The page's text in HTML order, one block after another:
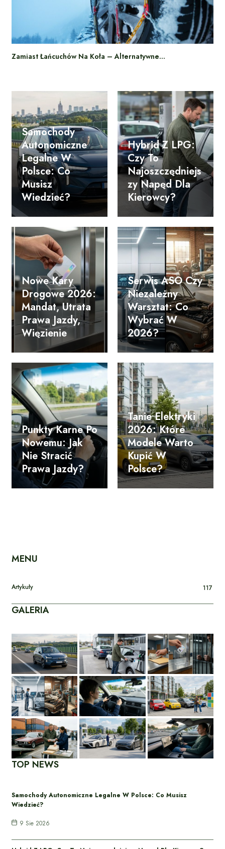
Zamiast Łańcuchów Na Koła – Alternatywne…
Samochody
Autonomiczne
Legalne W
Polsce: Co
Musisz
Wiedzieć?
Hybrid Z LPG:
Czy To
Najoszczędniejs
Zy Napęd Dla
Kierowcy?
Nowe Kary
Drogowe 2026:
Mandat, Utrata
Prawa Jazdy,
Więzienie
Serwis ASO Czy
Niezależny
Warsztat: Co
Wybrać W
2026?
Punkty Karne Po
Nowemu: Jak
Nie Stracić
Prawa Jazdy?
Tanie Elektryki
2026: Które
Modele Warto
Kupić W
Polsce?
MENU
Artykuły 117
GALERIA
TOP NEWS
Samochody Autonomiczne Legalne W Polsce: Co Musisz
Wiedzieć?
9 Sie 2026